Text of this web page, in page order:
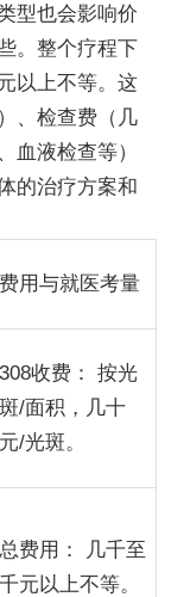
型也会影响价
。整个疗程下
以上不等。这
、检查费（几
血液检查等）
的治疗方案和
费用与就医考量
308收费： 按光
斑/面积，几十
元/光斑。
总费用： 几千至
千元以上不等。